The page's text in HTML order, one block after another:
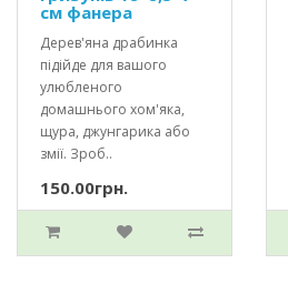
см фанера
Дерев'яна драбинка
підійде для вашого
улюбленого
домашнього хом'яка,
щура, джунгарика або
змії. Зроб..
150.00грн.